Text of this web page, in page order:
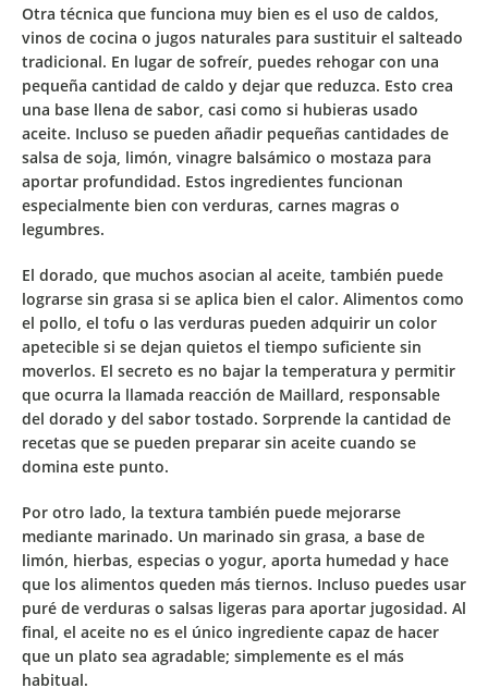
Otra técnica que funciona muy bien es el uso de caldos,
vinos de cocina o jugos naturales para sustituir el salteado
tradicional. En lugar de sofreír, puedes rehogar con una
pequeña cantidad de caldo y dejar que reduzca. Esto crea
una base llena de sabor, casi como si hubieras usado
aceite. Incluso se pueden añadir pequeñas cantidades de
salsa de soja, limón, vinagre balsámico o mostaza para
aportar profundidad. Estos ingredientes funcionan
especialmente bien con verduras, carnes magras o
legumbres.
El dorado, que muchos asocian al aceite, también puede
lograrse sin grasa si se aplica bien el calor. Alimentos como
el pollo, el tofu o las verduras pueden adquirir un color
apetecible si se dejan quietos el tiempo suficiente sin
moverlos. El secreto es no bajar la temperatura y permitir
que ocurra la llamada reacción de Maillard, responsable
del dorado y del sabor tostado. Sorprende la cantidad de
recetas que se pueden preparar sin aceite cuando se
domina este punto.
Por otro lado, la textura también puede mejorarse
mediante marinado. Un marinado sin grasa, a base de
limón, hierbas, especias o yogur, aporta humedad y hace
que los alimentos queden más tiernos. Incluso puedes usar
puré de verduras o salsas ligeras para aportar jugosidad. Al
final, el aceite no es el único ingrediente capaz de hacer
que un plato sea agradable; simplemente es el más
habitual.